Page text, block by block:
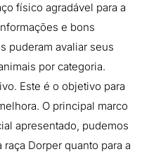
físico agradável para a
e bons
puderam avaliar seus
por categoria.
Este é o objetivo para
O principal marco
apresentado, pudemos
Dorper quanto para a